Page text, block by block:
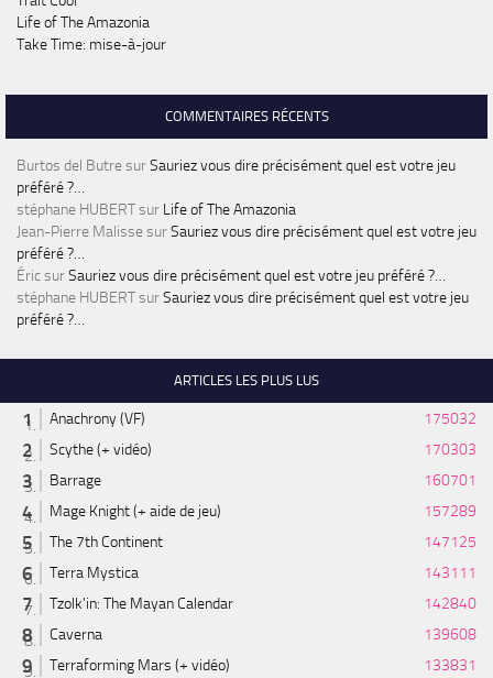
Life of The Amazonia
Take Time: mise-à-jour
COMMENTAIRES RÉCENTS
Burtos del ButresurSauriez vous dire précisément quel est votre jeu
préféré ?…
stéphane HUBERTsur Life of The Amazonia
Jean-Pierre MalissesurSauriez vous dire précisément quel est votre jeu
préféré ?…
ÉricsurSauriez vous dire précisément quel est votre jeu préféré ?…
stéphane HUBERTsurSauriez vous dire précisément quel est votre jeu
préféré ?…
ARTICLES LES PLUS LUS
Anachrony (VF)
175032
Scythe (+ vidéo)
170303
Barrage
160701
Mage Knight (+ aide de jeu)
157289
The 7th Continent
147125
Terra Mystica
143111
Tzolk'in: The Mayan Calendar
142840
Caverna
139608
Terraforming Mars (+ vidéo)
133831